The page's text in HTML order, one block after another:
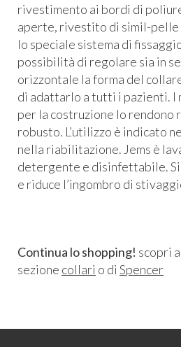
rivestimento ai bordi di
aperte, rivestito di simil-
lo speciale sistema di
possibilità di regolare sia in
orizzontale la forma del
di adattarlo a tutti i pazienti.
per la costruzione lo rendono
robusto. L’utilizzo è indicato
nella riabilitazione. Jems è
detergente e disinfettabile.
e riduce l’ingombro di
Continua lo shopping! scopri
sezione collari o di Spencer